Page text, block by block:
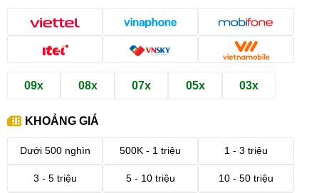
09x 08x 07x 05x 03x
KHOẢNG GIÁ
Dưới 500 nghìn 500K - 1 triệu 1 - 3 triệu
3 - 5 triệu 5 - 10 triệu 10 - 50 triệu